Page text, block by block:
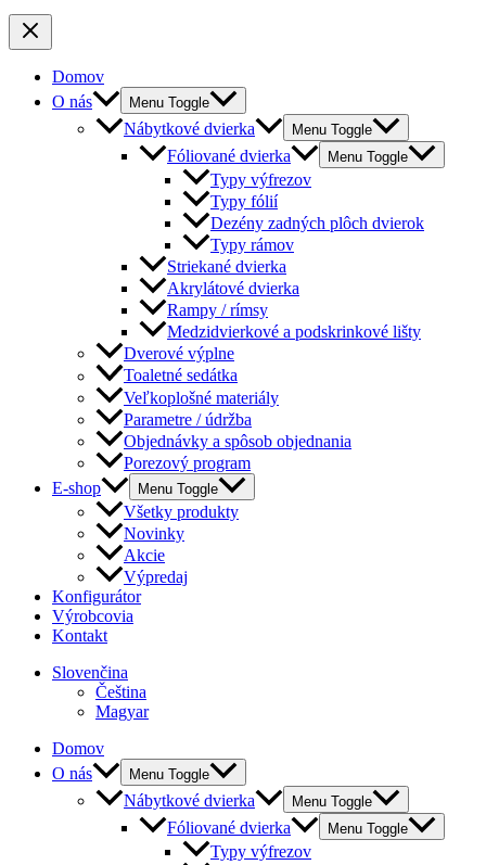
Domov
O nás
Menu Toggle
Nábytkové dvierka Menu Toggle
Fóliované dvierka Menu Toggle
Typy výfrezov
Typy fólií
Dezény zadných plôch dvierok
Typy rámov
Striekané dvierka
Akrylátové dvierka
Rampy / rímsy
Medzidvierkové a podskrinkové lišty
Dverové výplne
Toaletné sedátka
Veľkoplošné materiály
Parametre / údržba
Objednávky a spôsob objednania
Porezový program
E-shop
Menu Toggle
Všetky produkty
Novinky
Akcie
Výpredaj
Konfigurátor
Výrobcovia
Kontakt
Slovenčina
Čeština
Magyar
Domov
O nás
Menu Toggle
Nábytkové dvierka Menu Toggle
Fóliované dvierka Menu Toggle
Typy výfrezov